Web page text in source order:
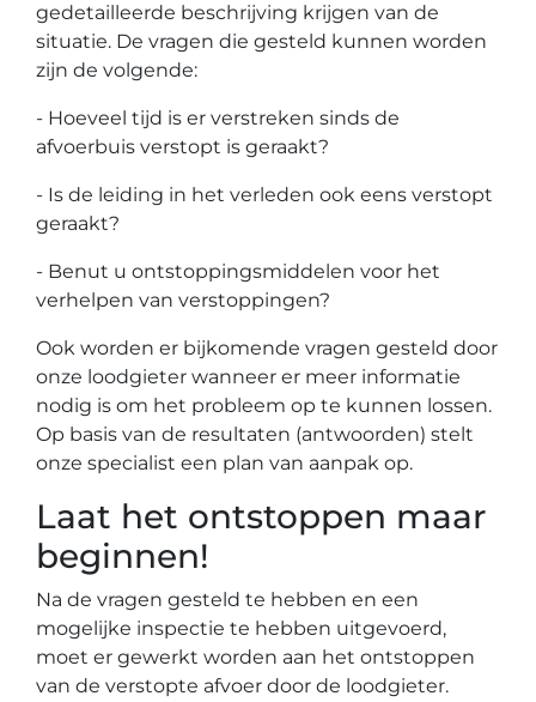
gedetailleerde beschrijving krijgen van de
situatie. De vragen die gesteld kunnen worden
zijn de volgende:
- Hoeveel tijd is er verstreken sinds de
afvoerbuis verstopt is geraakt?
- Is de leiding in het verleden ook eens verstopt
geraakt?
- Benut u ontstoppingsmiddelen voor het
verhelpen van verstoppingen?
Ook worden er bijkomende vragen gesteld door
onze loodgieter wanneer er meer informatie
nodig is om het probleem op te kunnen lossen.
Op basis van de resultaten (antwoorden) stelt
onze specialist een plan van aanpak op.
Laat het ontstoppen maar
beginnen!
Na de vragen gesteld te hebben en een
mogelijke inspectie te hebben uitgevoerd,
moet er gewerkt worden aan het ontstoppen
van de verstopte afvoer door de loodgieter.